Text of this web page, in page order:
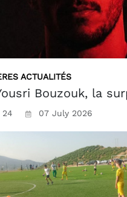
ACTUALITÉS
Bouzouk, la
24 07 July 2026